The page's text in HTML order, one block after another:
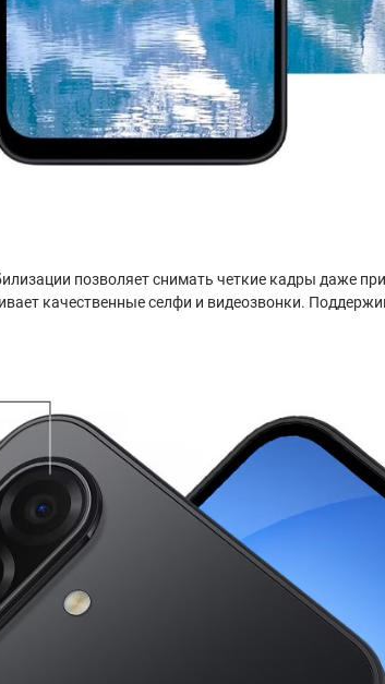
позволяет снимать четкие кадры даже
качественные селфи и видеозвонки.